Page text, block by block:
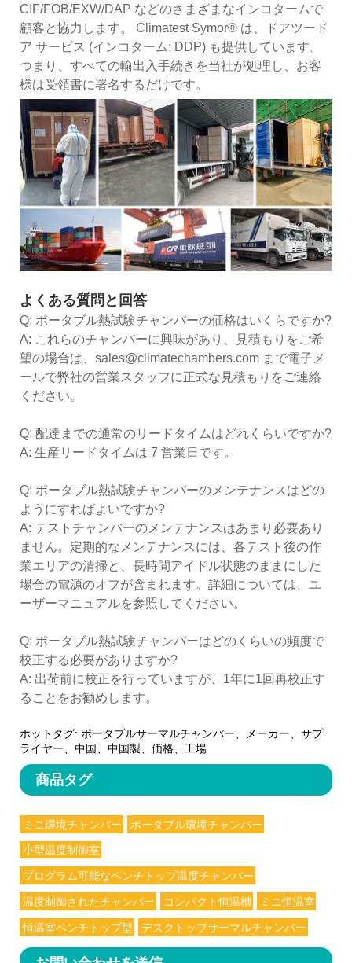
CIF/FOB/EXW/DAP などのさまざまなインコタームで
顧客と協力します。 Climatest Symor® は、ドアツード
ア サービス (インコターム: DDP) も提供しています。
つまり、すべての輸出入手続きを当社が処理し、お客
様は受領書に署名するだけです。
よくある質問と回答
Q: ポータブル熱試験チャンバーの価格はいくらですか?
A: これらのチャンバーに興味があり、見積もりをご希
望の場合は、sales@climatechambers.com まで電子メ
ールで弊社の営業スタッフに正式な見積もりをご連絡
ください。
Q: 配達までの通常のリードタイムはどれくらいですか?
A: 生産リードタイムは 7 営業日です。
Q: ポータブル熱試験チャンバーのメンテナンスはどの
ようにすればよいですか?
A: テストチャンバーのメンテナンスはあまり必要あり
ません。定期的なメンテナンスには、各テスト後の作
業エリアの清掃と、長時間アイドル状態のままにした
場合の電源のオフが含まれます。詳細については、ユ
ーザーマニュアルを参照してください。
Q: ポータブル熱試験チャンバーはどのくらいの頻度で
校正する必要がありますか?
A: 出荷前に校正を行っていますが、1年に1回再校正す
ることをお勧めします。
ホットタグ: ポータブルサーマルチャンバー、メーカー、サプ
ライヤー、中国、中国製、価格、工場
商品タグ
ミニ環境チャンバー ポータブル環境チャンバー
小型温度制御室
プログラム可能なベンチトップ温度チャンバー
温度制御されたチャンバー コンパクト恒温槽 ミニ恒温室
恒温室ベンチトップ型 デスクトップサーマルチャンバー